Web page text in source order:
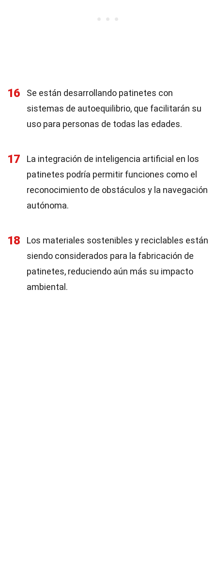
16
Se están desarrollando patinetes con
sistemas de autoequilibrio, que facilitarán su
uso para personas de todas las edades.
17
La integración de inteligencia artificial en los
patinetes podría permitir funciones como el
reconocimiento de obstáculos y la navegación
autónoma.
18
Los materiales sostenibles y reciclables están
siendo considerados para la fabricación de
patinetes, reduciendo aún más su impacto
ambiental.